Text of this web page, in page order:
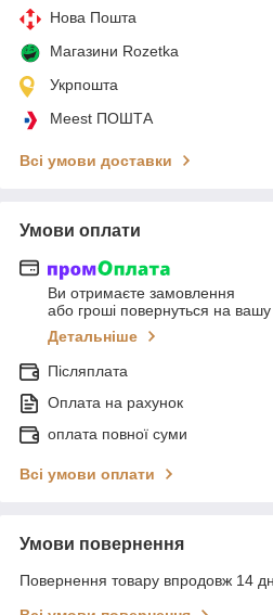
Нова Пошта
Магазини Rozetka
Укрпошта
Meest ПОШТА
Всі умови доставки
Умови оплати
Ви отримаєте замовлення
або гроші повернуться на вашу
Детальніше
Післяплата
Оплата на рахунок
оплата повної суми
Всі умови оплати
Умови повернення
Повернення товару впродовж 14